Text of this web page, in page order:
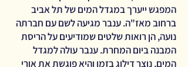
המפגש ייערך במגדל המים של תל אביב
ברחוב מאז"ה. ענבר מגיעה לשם עם חברתה
נועה, הן רואות שלטים שמודיעים על הריסת
המבנה ביום המחרת. ענבר עולה למגדל
המים, נוצר דילוג בזמן והיא פוגשת את אורי